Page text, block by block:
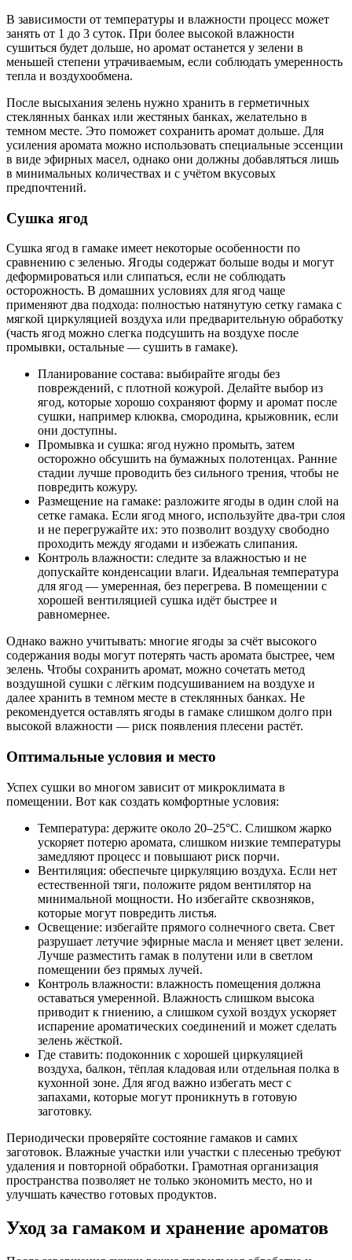
В зависимости от температуры и влажности процесс может
занять от 1 до 3 суток. При более высокой влажности
сушиться будет дольше, но аромат останется у зелени в
меньшей степени утрачиваемым, если соблюдать умеренность
тепла и воздухообмена.
После высыхания зелень нужно хранить в герметичных
стеклянных банках или жестяных банках, желательно в
темном месте. Это поможет сохранить аромат дольше. Для
усиления аромата можно использовать специальные эссенции
в виде эфирных масел, однако они должны добавляться лишь
в минимальных количествах и с учётом вкусовых
предпочтений.
Сушка ягод
Сушка ягод в гамаке имеет некоторые особенности по
сравнению с зеленью. Ягоды содержат больше воды и могут
деформироваться или слипаться, если не соблюдать
осторожность. В домашних условиях для ягод чаще
применяют два подхода: полностью натянутую сетку гамака с
мягкой циркуляцией воздуха или предварительную обработку
(часть ягод можно слегка подсушить на воздухе после
промывки, остальные — сушить в гамаке).
Планирование состава: выбирайте ягоды без
повреждений, с плотной кожурой. Делайте выбор из
ягод, которые хорошо сохраняют форму и аромат после
сушки, например клюква, смородина, крыжовник, если
они доступны.
Промывка и сушка: ягод нужно промыть, затем
осторожно обсушить на бумажных полотенцах. Ранние
стадии лучше проводить без сильного трения, чтобы не
повредить кожуру.
Размещение на гамаке: разложите ягоды в один слой на
сетке гамака. Если ягод много, используйте два-три слоя
и не перегружайте их: это позволит воздуху свободно
проходить между ягодами и избежать слипания.
Контроль влажности: следите за влажностью и не
допускайте конденсации влаги. Идеальная температура
для ягод — умеренная, без перегрева. В помещении с
хорошей вентиляцией сушка идёт быстрее и
равномернее.
Однако важно учитывать: многие ягоды за счёт высокого
содержания воды могут потерять часть аромата быстрее, чем
зелень. Чтобы сохранить аромат, можно сочетать метод
воздушной сушки с лёгким подсушиванием на воздухе и
далее хранить в темном месте в стеклянных банках. Не
рекомендуется оставлять ягоды в гамаке слишком долго при
высокой влажности — риск появления плесени растёт.
Оптимальные условия и место
Успех сушки во многом зависит от микроклимата в
помещении. Вот как создать комфортные условия:
Температура: держите около 20–25°C. Слишком жарко
ускоряет потерю аромата, слишком низкие температуры
замедляют процесс и повышают риск порчи.
Вентиляция: обеспечьте циркуляцию воздуха. Если нет
естественной тяги, положите рядом вентилятор на
минимальной мощности. Но избегайте сквозняков,
которые могут повредить листья.
Освещение: избегайте прямого солнечного света. Свет
разрушает летучие эфирные масла и меняет цвет зелени.
Лучше разместить гамак в полутени или в светлом
помещении без прямых лучей.
Контроль влажности: влажность помещения должна
оставаться умеренной. Влажность слишком высока
приводит к гниению, а слишком сухой воздух ускоряет
испарение ароматических соединений и может сделать
зелень жёсткой.
Где ставить: подоконник с хорошей циркуляцией
воздуха, балкон, тёплая кладовая или отдельная полка в
кухонной зоне. Для ягод важно избегать мест с
запахами, которые могут проникнуть в готовую
заготовку.
Периодически проверяйте состояние гамаков и самих
заготовок. Влажные участки или участки с плесенью требуют
удаления и повторной обработки. Грамотная организация
пространства позволяет не только экономить место, но и
улучшать качество готовых продуктов.
Уход за гамаком и хранение ароматов